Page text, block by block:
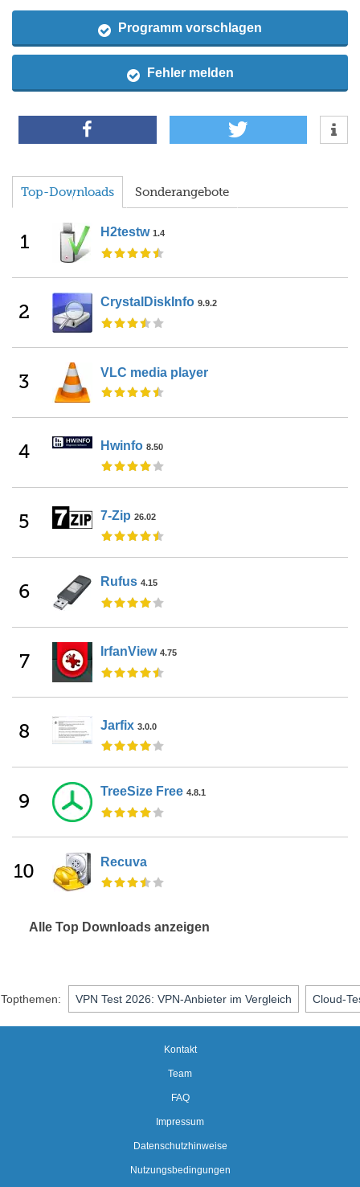
Programm vorschlagen
Fehler melden
Top-Downloads Sonderangebote
1 H2testw 1.4
2 CrystalDiskInfo 9.9.2
3 VLC media player
4 Hwinfo 8.50
5 7-Zip 26.02
6 Rufus 4.15
7 IrfanView 4.75
8 Jarfix 3.0.0
9 TreeSize Free 4.8.1
10 Recuva
Alle Top Downloads anzeigen
Topthemen: VPN Test 2026: VPN-Anbieter im Vergleich Cloud-
Kontakt
Team
FAQ
Impressum
Datenschutzhinweise
Nutzungsbedingungen